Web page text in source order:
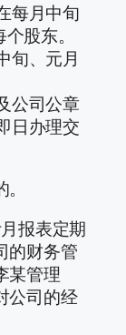
每月中旬
股东。
旬、元月
公司公章
日办理交
报表定期
的财务管
某管理
公司的经